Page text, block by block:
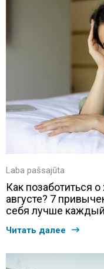
Laba pašsajūta
Как позаботиться
августе? 7
себя лучше
Читать далее